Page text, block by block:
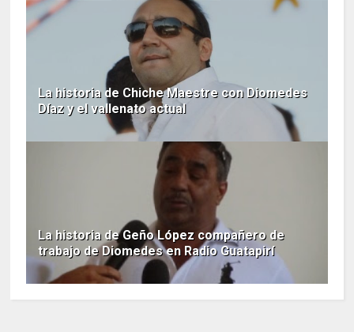
La historia de Chiche Maestre con Diomedes
Díaz y el vallenato actual
La historia de Geño López compañero de
trabajo de Diomedes en Radio Guatapirí